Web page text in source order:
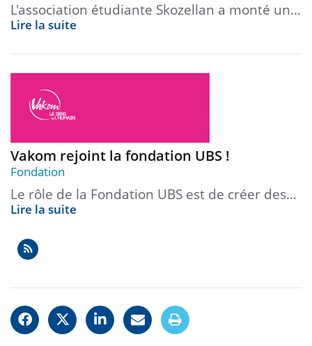
L'association étudiante Skozellan a monté un…
Lire la suite
Vakom rejoint la fondation UBS !
Fondation
Le rôle de la Fondation UBS est de créer des…
Lire la suite